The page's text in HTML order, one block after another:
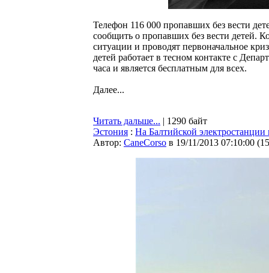
Телефон 116 000 пропавших без вести
сообщить о пропавших без вести детей.
ситуации и проводят первоначальное
детей работает в тесном контакте с
часа и является бесплатным для всех.
Далее...
Читать дальше... | 1290 байт
Эстония : На Балтийской электростанции
Автор: CaneCorso в 19/11/2013 07:10:00 (